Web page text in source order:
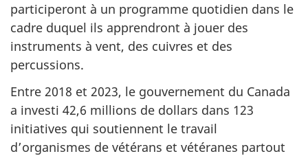
participeront à un programme quotidien dans le
cadre duquel ils apprendront à jouer des
instruments à vent, des cuivres et des
percussions.
Entre 2018 et 2023, le gouvernement du Canada
a investi 42,6 millions de dollars dans 123
initiatives qui soutiennent le travail
d’organismes de vétérans et vétéranes partout